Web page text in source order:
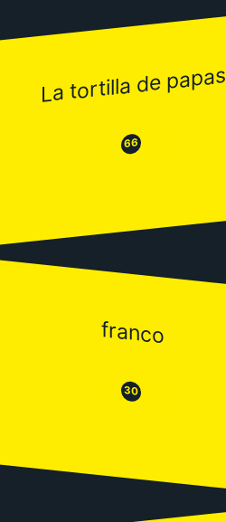
La tortilla de papas
😒66 😂
franco
😒30😂